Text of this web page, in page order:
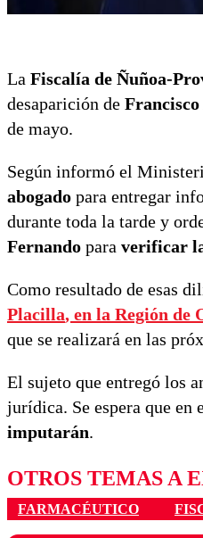
La Fiscalía de Ñuñoa-
desaparición de
de mayo.
Según informó el
abogado para entregar
durante toda la tarde y
Fernando para verificar
Como resultado de esas
Placilla, en la Región de
que se realizará en las
El sujeto que entregó los
jurídica. Se espera que en
imputarán.
OTROS TEMAS A
FARMACÉUTICO